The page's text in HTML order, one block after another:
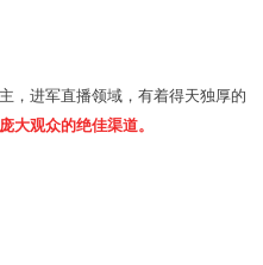
，进军直播领域，有着得天独厚的
大观众的绝佳渠道。